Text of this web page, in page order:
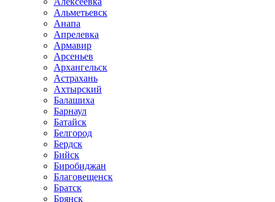
Альметьевск
Анапа
Апрелевка
Армавир
Арсеньев
Архангельск
Астрахань
Ахтырский
Балашиха
Барнаул
Батайск
Белгород
Бердск
Бийск
Биробиджан
Благовещенск
Братск
Брянск